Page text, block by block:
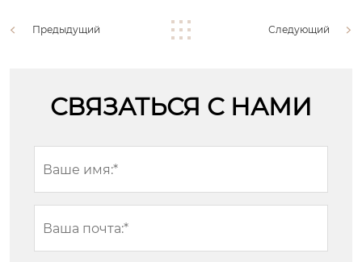
Предыдущий Следующий
СВЯЗАТЬСЯ С НАМИ